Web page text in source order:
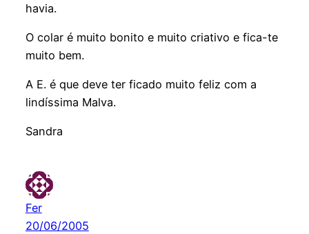
havia.
O colar é muito bonito e muito criativo e fica-te
muito bem.
A E. é que deve ter ficado muito feliz com a
lindíssima Malva.
Sandra
Fer
20/06/2005